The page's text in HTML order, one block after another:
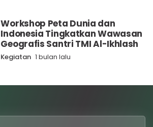
Workshop Peta Dunia dan
Indonesia Tingkatkan Wawasan
Geografis Santri TMI Al-Ikhlash
Kegiatan 1 bulan lalu